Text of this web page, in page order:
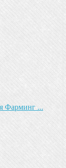
Фарминг ...